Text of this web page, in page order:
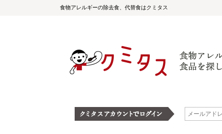
食物アレルギーの除去食、代替食はクミタス